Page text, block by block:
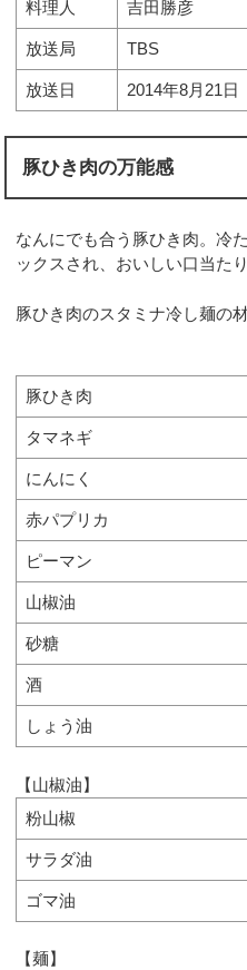
料理人 吉田勝彦
放送局 TBS
放送日 2014年8月21日
豚ひき肉の万能感
なんにでも合う豚ひき肉。冷
ックスされ、おいしい口当たり
豚ひき肉のスタミナ冷し麺の
豚ひき肉
タマネギ
にんにく
赤パプリカ
ピーマン
山椒油
砂糖
酒
しょう油
【山椒油】
粉山椒
サラダ油
ゴマ油
【麺】